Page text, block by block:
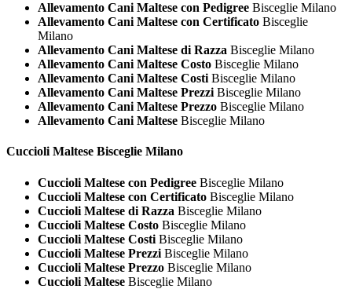
Allevamento Cani Maltese con Pedigree Bisceglie Milano
Allevamento Cani Maltese con Certificato Bisceglie
Milano
Allevamento Cani Maltese di Razza Bisceglie Milano
Allevamento Cani Maltese Costo Bisceglie Milano
Allevamento Cani Maltese Costi Bisceglie Milano
Allevamento Cani Maltese Prezzi Bisceglie Milano
Allevamento Cani Maltese Prezzo Bisceglie Milano
Allevamento Cani Maltese Bisceglie Milano
Cuccioli Maltese Bisceglie Milano
Cuccioli Maltese con Pedigree Bisceglie Milano
Cuccioli Maltese con Certificato Bisceglie Milano
Cuccioli Maltese di Razza Bisceglie Milano
Cuccioli Maltese Costo Bisceglie Milano
Cuccioli Maltese Costi Bisceglie Milano
Cuccioli Maltese Prezzi Bisceglie Milano
Cuccioli Maltese Prezzo Bisceglie Milano
Cuccioli Maltese Bisceglie Milano